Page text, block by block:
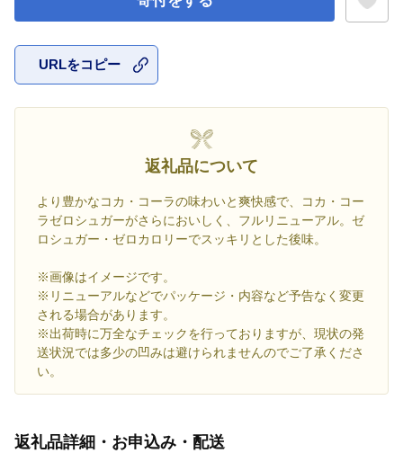
URLをコピー
返礼品について
より豊かなコカ・コーラの味わいと爽快感で、コカ・コー
ラゼロシュガーがさらにおいしく、フルリニューアル。ゼ
ロシュガー・ゼロカロリーでスッキリとした後味。
※画像はイメージです。
※リニューアルなどでパッケージ・内容など予告なく変更
される場合があります。
※出荷時に万全なチェックを行っておりますが、現状の発
送状況では多少の凹みは避けられませんのでご了承くださ
い。
返礼品詳細・お申込み・配送